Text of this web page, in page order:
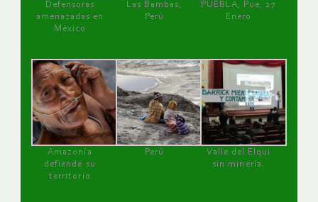
Defensoras
amenazadas en
México
Las Bambas,
Perú
PUEBLA, Pue, 27
Enero
Amazonía
defiende su
territorio
Perú
Valle del Elqui
sin minería.